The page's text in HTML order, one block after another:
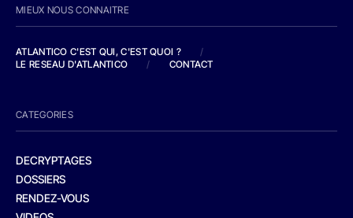
MIEUX NOUS CONNAITRE
ATLANTICO C'EST QUI, C'EST QUOI ?
/
LE RESEAU D'ATLANTICO
/ CONTACT
CATEGORIES
DECRYPTAGES
DOSSIERS
RENDEZ-VOUS